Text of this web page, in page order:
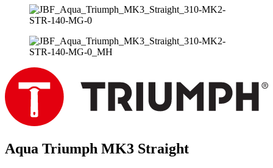
Aqua Triumph MK3 Straight